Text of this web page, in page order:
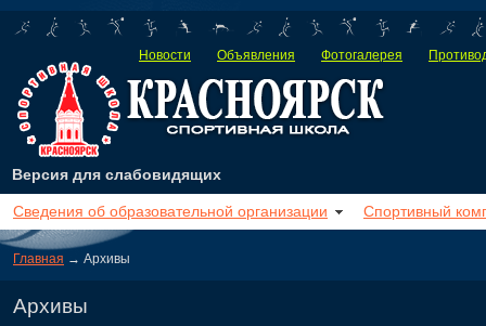
Новости Объявления Фотогалерея
Версия для слабовидящих
Сведения об образовательной организации Спортивный
Главная → Архивы
Архивы